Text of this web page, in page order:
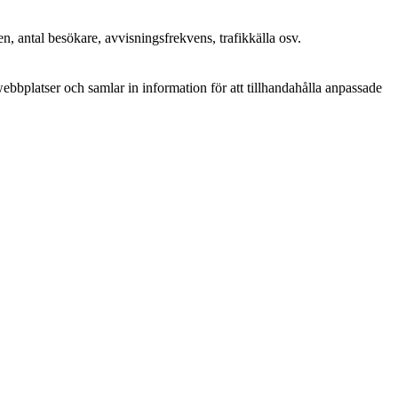
antal besökare, avvisningsfrekvens, trafikkälla osv.
och samlar in information för att tillhandahålla anpassade